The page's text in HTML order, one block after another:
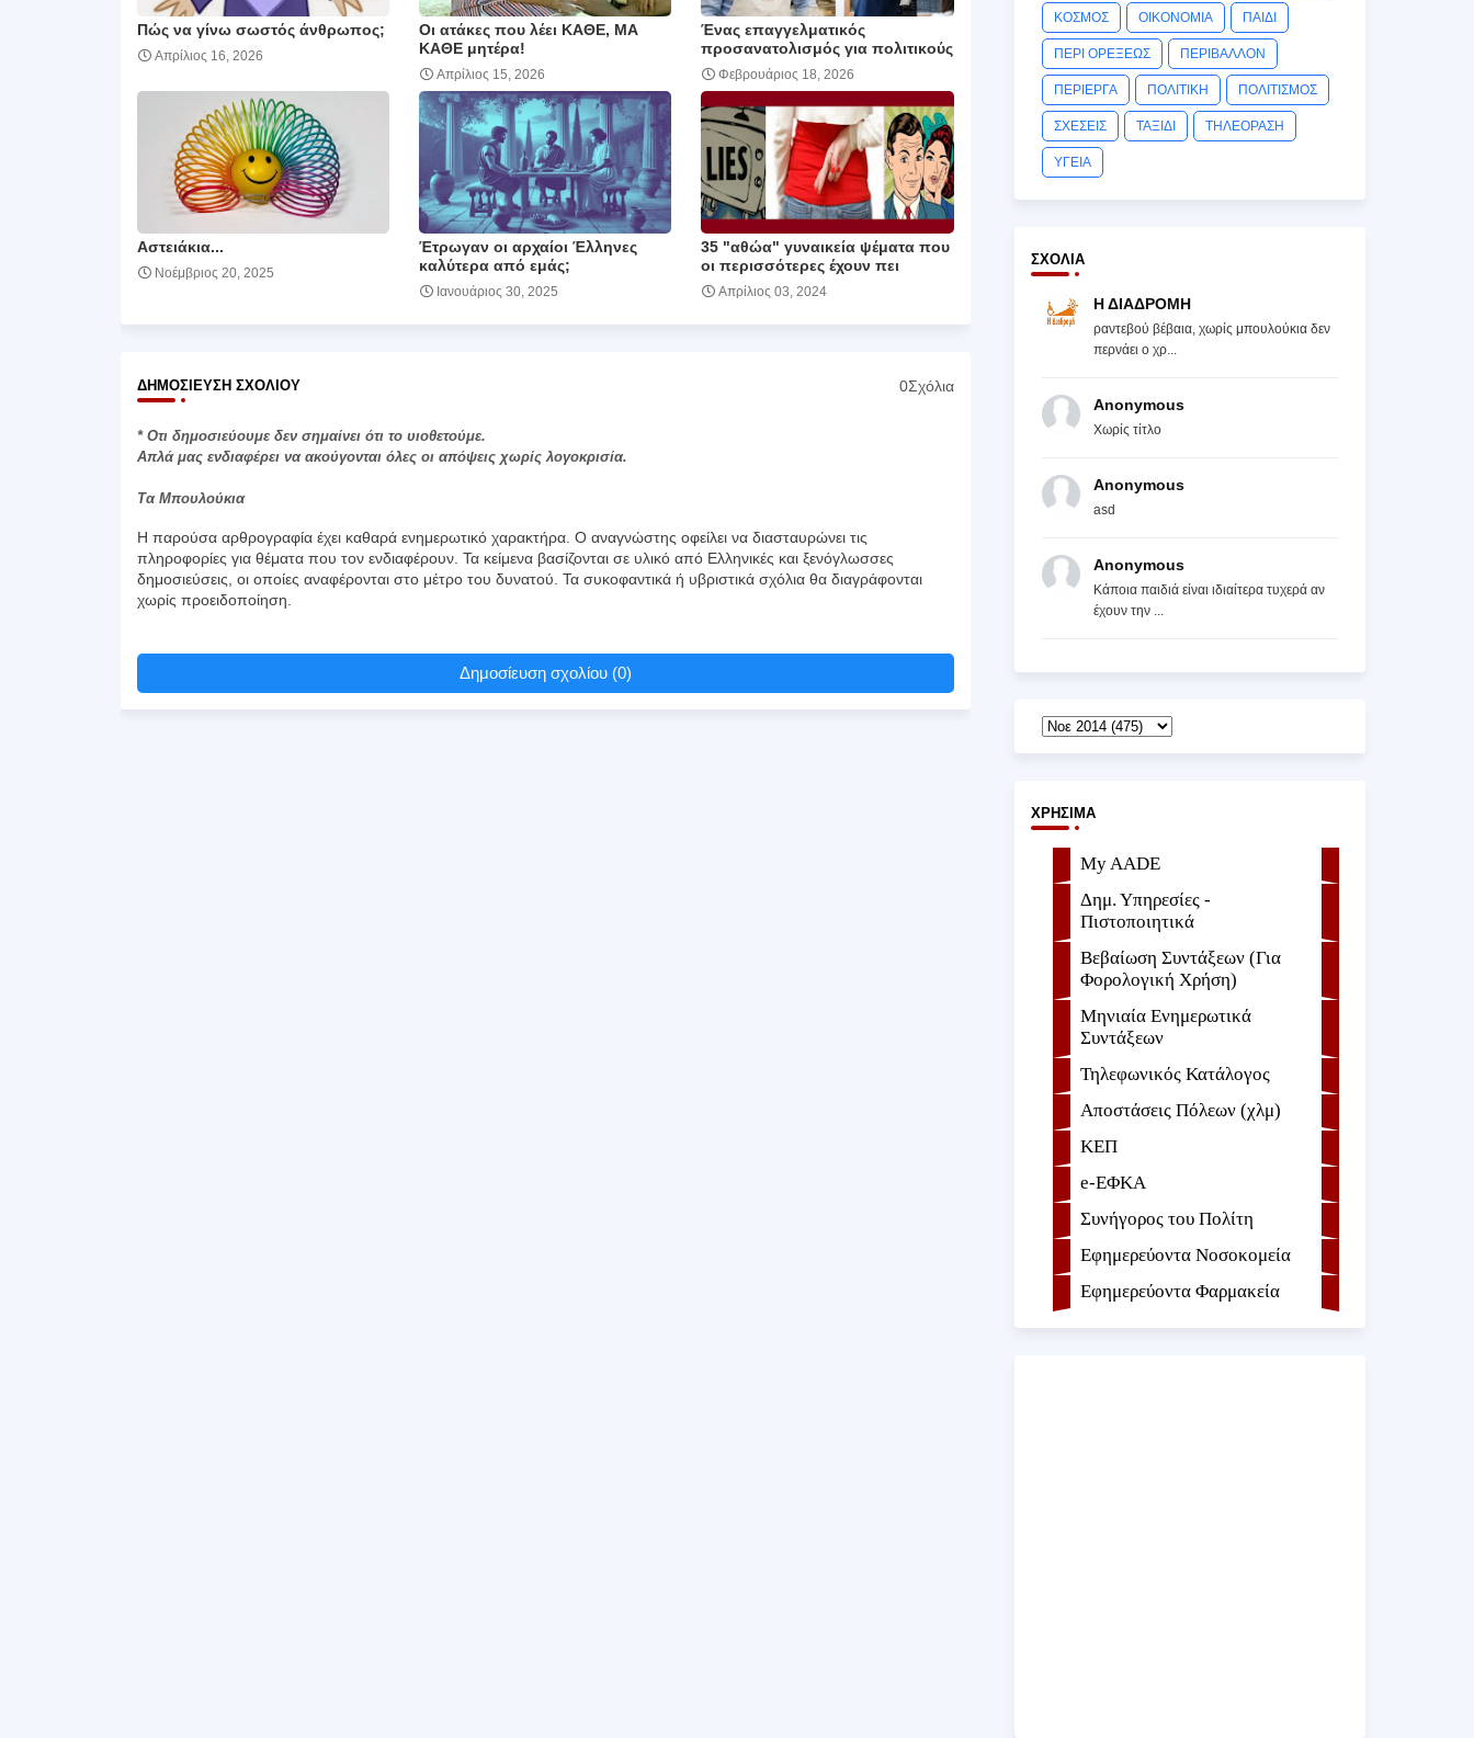
Πώς να γίνω σωστός άνθρωπος;
Απρίλιος 16, 2026
Οι ατάκες που λέει ΚΑΘΕ, ΜΑ
ΚΑΘΕ μητέρα!
Απρίλιος 15, 2026
Ένας επαγγελματικός
προσανατολισμός για πολιτικούς
Φεβρουάριος 18, 2026
Αστειάκια...
Νοέμβριος 20, 2025
Έτρωγαν οι αρχαίοι Έλληνες
καλύτερα από εμάς;
Ιανουάριος 30, 2025
35 "αθώα" γυναικεία ψέματα που
οι περισσότερες έχουν πει
Απρίλιος 03, 2024
ΔΗΜΟΣΊΕΥΣΗ ΣΧΟΛΊΟΥ 0Σχόλια
* Οτι δημοσιεύουμε δεν σημαίνει ότι το υιοθετούμε.
Απλά μας ενδιαφέρει να ακούγονται όλες οι απόψεις χωρίς λογοκρισία.
Τα Μπουλούκια
Η παρούσα αρθρογραφία έχει καθαρά ενημερωτικό χαρακτήρα. Ο αναγνώστης οφείλει να διασταυρώνει τις
πληροφορίες για θέματα που τον ενδιαφέρουν. Τα κείμενα βασίζονται σε υλικό από Ελληνικές και ξενόγλωσσες
δημοσιεύσεις, οι οποίες αναφέρονται στο μέτρο του δυνατού. Τα συκοφαντικά ή υβριστικά σχόλια θα διαγράφονται
χωρίς προειδοποίηση.
Δημοσίευση σχολίου (0)
ΚΟΣΜΟΣ ΟΙΚΟΝΟΜΙΑ ΠΑΙΔΙ
ΠΕΡΙ ΟΡΕΞΕΩΣ ΠΕΡΙΒΑΛΛΟΝ
ΠΕΡΙΕΡΓΑ ΠΟΛΙΤΙΚΗ ΠΟΛΙΤΙΣΜΟΣ
ΣΧΕΣΕΙΣ ΤΑΞΙΔΙ ΤΗΛΕΟΡΑΣΗ
ΥΓΕΙΑ
ΣΧΌΛΙΑ
Η ΔΙΑΔΡΟΜΗ
ραντεβού βέβαια, χωρίς μπουλούκια δεν
περνάει ο χρ...
Anonymous
Χωρίς τίτλο
Anonymous
asd
Anonymous
Κάποια παιδιά είναι ιδιαίτερα τυχερά αν
έχουν την ...
ΧΡΉΣΙΜΑ
My AADE
Δημ. Υπηρεσίες -
Πιστοποιητικά
Βεβαίωση Συντάξεων (Για
Φορολογική Χρήση)
Μηνιαία Ενημερωτικά
Συντάξεων
Τηλεφωνικός Κατάλογος
Αποστάσεις Πόλεων (χλμ)
ΚΕΠ
e-ΕΦKA
Συνήγορος του Πολίτη
Εφημερεύοντα Νοσοκομεία
Εφημερεύοντα Φαρμακεία